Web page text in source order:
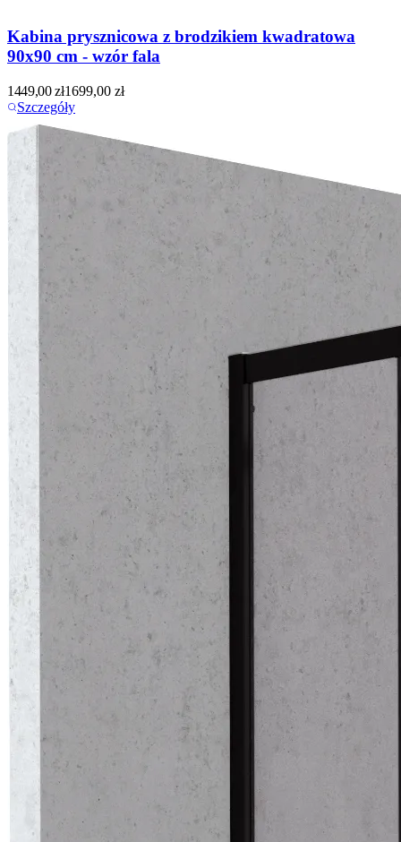
Kabina prysznicowa z brodzikiem kwadratowa
90x90 cm - wzór fala
1449,00zł1699,00zł
Szczegóły